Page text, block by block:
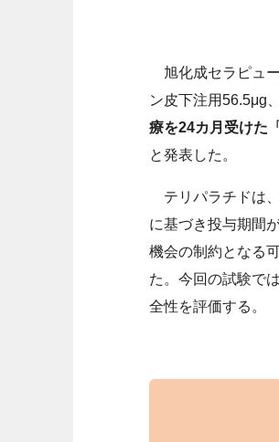
旭化成セラピュー
ン皮下注用56.5μg
療を24カ月受けた
と発表した。
テリパラチドは、
に基づき投与期間
機会の制約となる
た。今回の試験で
全性を評価する。